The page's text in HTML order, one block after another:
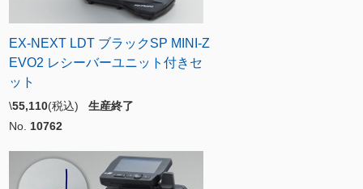
EX-NEXT LDT ブラックSP MINI-Z
EVO2 レシーバーユニット付きセ
ット
\55,110(税込) 生産終了
No. 10762